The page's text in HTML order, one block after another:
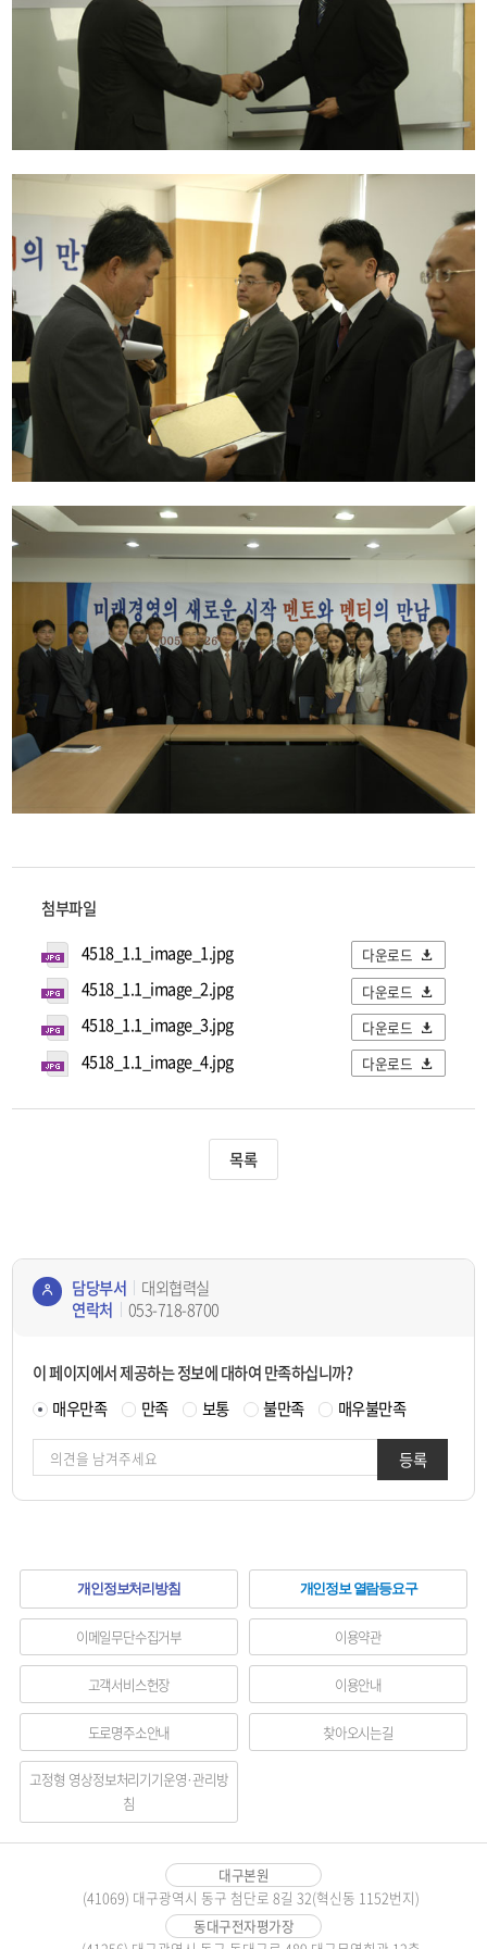
첨부파일
4518_1.1_image_1.jpg
다운로드
4518_1.1_image_2.jpg 다운로드
4518_1.1_image_3.jpg 다운로드
4518_1.1_image_4.jpg 다운로드
목록
정보
책임
담당부서
대외협력실
연락처
053-718-8700
이 페이지에서 제공하는 정보에 대하여 만족하십니까?
매우만족
만족 보통 불만족 매우불만족
등록
하
단
메
뉴
개인정보처리방침 개인정보 열람등요구
이메일무단수집거부 이용약관
고객서비스헌장 이용안내
도로명주소안내 찾아오시는길
고정형 영상정보처리기기운영·관리방
침
대구본원
(41069) 대구광역시 동구 첨단로 8길 32(혁신동 1152번지)
동대구전자평가장